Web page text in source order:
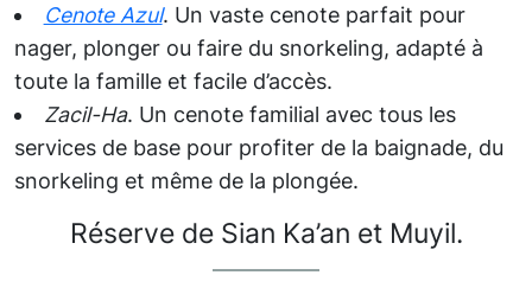
Cenote Azul. Un vaste cenote parfait pour
nager, plonger ou faire du snorkeling, adapté à
toute la famille et facile d’accès.
Zacil-Ha. Un cenote familial avec tous les
services de base pour profiter de la baignade, du
snorkeling et même de la plongée.
Réserve de Sian Ka’an et Muyil.